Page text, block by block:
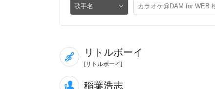
リトルボーイ
[リトルボーイ]
稲葉浩志